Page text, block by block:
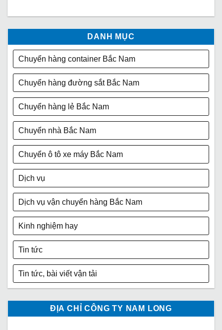
DANH MỤC
Chuyển hàng container Bắc Nam
Chuyển hàng đường sắt Bắc Nam
Chuyển hàng lẻ Bắc Nam
Chuyển nhà Bắc Nam
Chuyển ô tô xe máy Bắc Nam
Dịch vụ
Dịch vụ vận chuyển hàng Bắc Nam
Kinh nghiệm hay
Tin tức
Tin tức, bài viết vận tải
ĐỊA CHỈ CÔNG TY NAM LONG